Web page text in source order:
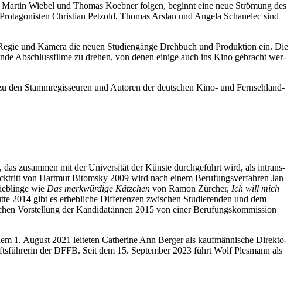
Wie­bel und Tho­mas Koeb­ner fol­gen, beginnt eine neue Strö­mung des
Chris­ti­an Pet­zold, Tho­mas Ars­lan und Ange­la Scha­nelec sind
und Kame­ra die neu­en Stu­di­en­gän­ge Dreh­buch und Pro­duk­ti­on ein. Die
Abschluss­fil­me zu dre­hen, von denen eini­ge auch ins Kino gebracht wer­
Stamm­re­gis­seu­ren und Autoren der deut­schen Kino- und Fern­seh­land­
zusam­men mit der Uni­ver­si­tät der Küns­te durch­ge­führt wird, als intrans­
von Hart­mut Bitom­sky 2009 wird nach einem Beru­fungs­ver­fah­ren Jan
wie Das merk­wür­di­ge Kätz­chen von Ramon Zür­cher, Ich will mich
2014 gibt es erheb­li­che Dif­fe­ren­zen zwi­schen Stu­die­ren­den und dem
Vor­stel­lung der Kandidat:innen 2015 von einer Beru­fungs­kom­mis­si­on
1. August 2021 lei­te­ten Cathe­ri­ne Ann Ber­ger als kauf­män­ni­sche Direk­to­
der DFFB. Seit dem 15. Sep­tem­ber 2023 führt Wolf Ples­mann als